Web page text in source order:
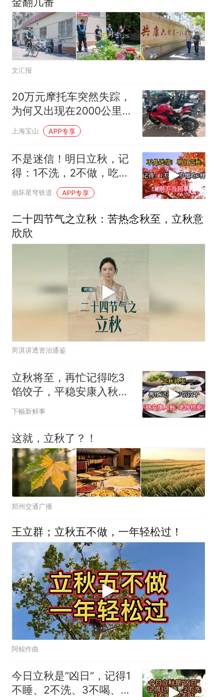
文汇报
20万元摩托车突然失踪，
为何又出现在2000公里
外？
上海宝山 APP专享
不是迷信！明日立秋，记
得：1不洗，2不做，吃3
样，别不当回事！
崩坏星穹铁道 APP专享
二十四节气之立秋：苦热念秋至，立秋意
欣欣
芮淇讲透资治通鉴
立秋将至，再忙记得吃3
馅饺子，平稳安康入秋，
老传统别丢！
下幅新鲜事
这就，立秋了？！
郑州交通广播
王立群；立秋五不做，一年轻松过！
阿鲲作曲
今日立秋是“凶日”，记得1
不睡、2不洗、3不喝、4